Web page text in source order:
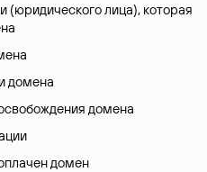
(юридического лица), которая
домена
домена
домен